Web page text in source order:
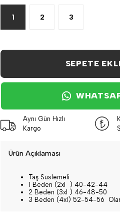
1 2 3
SEPETE
Aynı Gün Hızlı
Kargo
Ürün Açıklaması
Taş Süslemeli
1 Beden (2xl ) 40-42-44
2 Beden (3xl ) 46-48-50
3 Beden (4xl) 52-54-56